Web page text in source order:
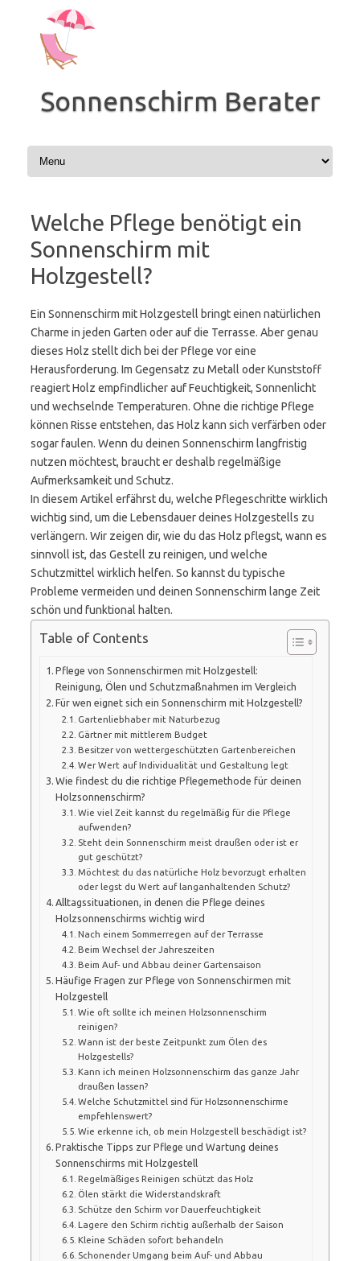
springen
Sonnenschirm Berater
Welche Pflege benötigt ein
Sonnenschirm mit
Holzgestell?
Ein Sonnenschirm mit Holzgestell bringt einen natürlichen
Charme in jeden Garten oder auf die Terrasse. Aber genau
dieses Holz stellt dich bei der Pflege vor eine
Herausforderung. Im Gegensatz zu Metall oder Kunststoff
reagiert Holz empfindlicher auf Feuchtigkeit, Sonnenlicht
und wechselnde Temperaturen. Ohne die richtige Pflege
können Risse entstehen, das Holz kann sich verfärben oder
sogar faulen. Wenn du deinen Sonnenschirm langfristig
nutzen möchtest, braucht er deshalb regelmäßige
Aufmerksamkeit und Schutz.
In diesem Artikel erfährst du, welche Pflegeschritte wirklich
wichtig sind, um die Lebensdauer deines Holzgestells zu
verlängern. Wir zeigen dir, wie du das Holz pflegst, wann es
sinnvoll ist, das Gestell zu reinigen, und welche
Schutzmittel wirklich helfen. So kannst du typische
Probleme vermeiden und deinen Sonnenschirm lange Zeit
schön und funktional halten.
Table of Contents
Pflege von Sonnenschirmen mit Holzgestell:
Reinigung, Ölen und Schutzmaßnahmen im Vergleich
Für wen eignet sich ein Sonnenschirm mit Holzgestell?
Gartenliebhaber mit Naturbezug
Gärtner mit mittlerem Budget
Besitzer von wettergeschützten Gartenbereichen
Wer Wert auf Individualität und Gestaltung legt
Wie findest du die richtige Pflegemethode für deinen
Holzsonnenschirm?
Wie viel Zeit kannst du regelmäßig für die Pflege
aufwenden?
Steht dein Sonnenschirm meist draußen oder ist er
gut geschützt?
Möchtest du das natürliche Holz bevorzugt erhalten
oder legst du Wert auf langanhaltenden Schutz?
Alltagssituationen, in denen die Pflege deines
Holzsonnenschirms wichtig wird
Nach einem Sommerregen auf der Terrasse
Beim Wechsel der Jahreszeiten
Beim Auf- und Abbau deiner Gartensaison
Häufige Fragen zur Pflege von Sonnenschirmen mit
Holzgestell
Wie oft sollte ich meinen Holzsonnenschirm
reinigen?
Wann ist der beste Zeitpunkt zum Ölen des
Holzgestells?
Kann ich meinen Holzsonnenschirm das ganze Jahr
draußen lassen?
Welche Schutzmittel sind für Holzsonnenschirme
empfehlenswert?
Wie erkenne ich, ob mein Holzgestell beschädigt ist?
Praktische Tipps zur Pflege und Wartung deines
Sonnenschirms mit Holzgestell
Regelmäßiges Reinigen schützt das Holz
Ölen stärkt die Widerstandskraft
Schütze den Schirm vor Dauerfeuchtigkeit
Lagere den Schirm richtig außerhalb der Saison
Kleine Schäden sofort behandeln
Schonender Umgang beim Auf- und Abbau